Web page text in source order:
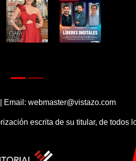
Email: webmaster@vistazo.com
escrita de su titular, de todos